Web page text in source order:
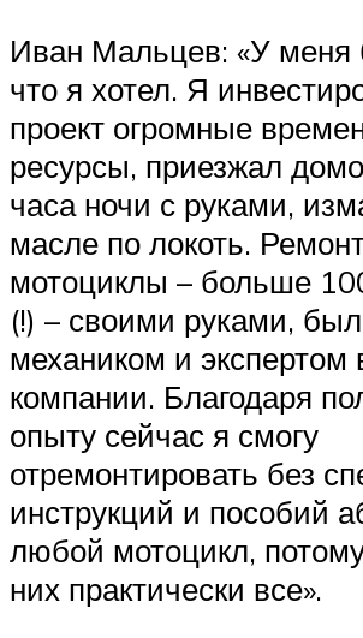
Иван Мальцев: «У меня
что я хотел. Я
проект огромные
ресурсы, приезжал
часа ночи с руками,
масле по локоть.
мотоциклы – больше
(!) – своими руками,
механиком и экспертом
компании. Благодаря
опыту сейчас я смогу
отремонтировать без
инструкций и пособий
любой мотоцикл,
них практически все».